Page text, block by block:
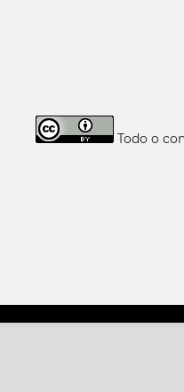
Todo o